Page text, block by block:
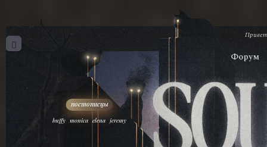
Форум
buffy ,monica,elena , jeremy